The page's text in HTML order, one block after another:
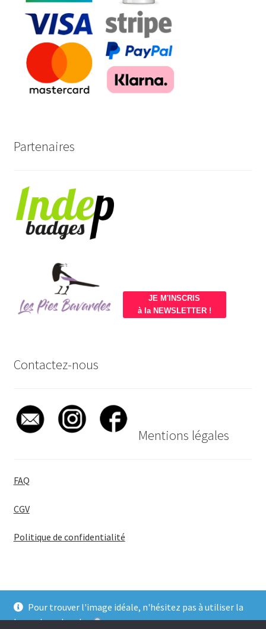
Pour trouver l'image idéale, n'hésitez pas à utiliser la
barre de recherche
Partenaires
JE M'INSCRIS
à la NEWSLETTER !
Contactez-nous
Mentions légales
FAQ
CGV
Politique de confidentialité
© BadgeGirl® 2026